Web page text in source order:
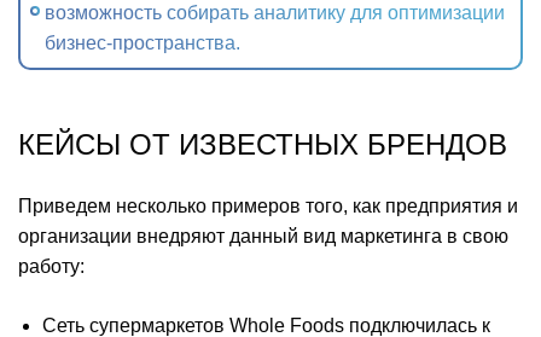
возможность собирать аналитику для оптимизации
бизнес-пространства.
КЕЙСЫ ОТ ИЗВЕСТНЫХ БРЕНДОВ
Приведем несколько примеров того, как предприятия и
организации внедряют данный вид маркетинга в свою
работу:
Сеть супермаркетов Whole Foods подключилась к